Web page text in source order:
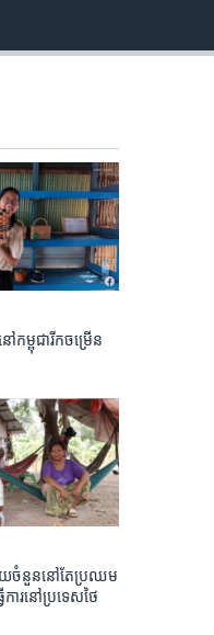
កម្ពុជា​រីក​ចម្រើន
យចំនួននៅតែប្រឈម
ការនៅប្រទេសថៃ